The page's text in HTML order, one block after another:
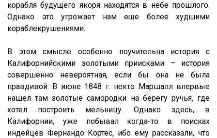
корабля будущего якоря находятся в небе прошлого.
Однако это угрожает нам еще более худшими
кораблекрушениями.
В этом смысле особенно поучительна история с
Калифорнийскими золотыми приисками – история
совершенно невероятная, если бы она не была
правдивой. В июне 1848 г. некто Маршалл впервые
нашел там золотые самородки на берегу ручья, где
хотел построить мельницу. Однако здесь, в
Калифорнии, уже побывал когда-то в поисках
индейцев Фернандо Кортес, ибо ему рассказали, что